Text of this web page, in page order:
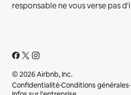
responsable ne vous verse pas
© 2026 Airbnb, Inc.
Confidentialité·Conditions générales·